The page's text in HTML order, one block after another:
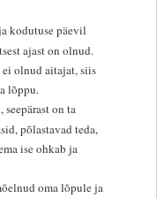
kodutuse päevil
ajast on olnud.
ei olnud aitajat, siis
lõppu.
on ta
põlastavad teda,
ise ohkab ja
oma lõpule ja